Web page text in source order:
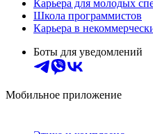
Карьера для молодых
Школа программистов
Карьера в
Боты для уведомлений
Мобильное приложение